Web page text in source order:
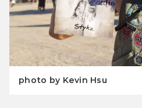
photo by Kevin Hsu